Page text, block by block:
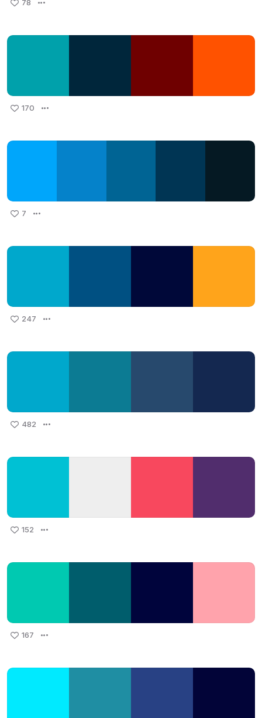
78
170
7
247
482
152
167